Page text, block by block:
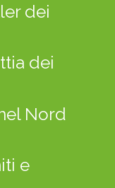
dei
dei
Nord
e